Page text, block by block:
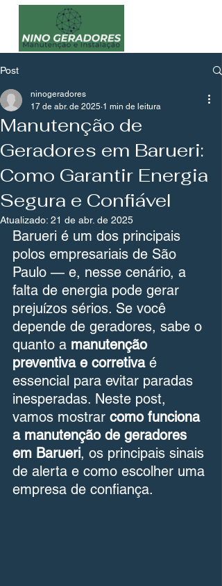
Post
Manutenção de
Geradores em Barueri:
Como Garantir Energia
Segura e Confiável
ninogeradores
17 de abr. de 2025 1 min de leitura
Atualizado: 21 de abr. de 2025
Barueri é um dos principais
polos empresariais de São
Paulo — e, nesse cenário, a
falta de energia pode gerar
prejuízos sérios. Se você
depende de geradores, sabe o
quanto a manutenção
preventiva e corretiva é
essencial para evitar paradas
inesperadas. Neste post,
vamos mostrar como funciona
a manutenção de geradores
em Barueri, os principais sinais
de alerta e como escolher uma
empresa de confiança.